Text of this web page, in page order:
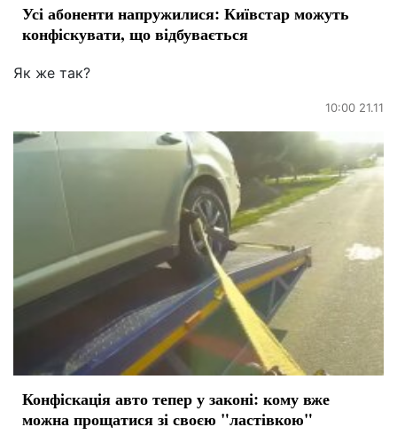
Усі абоненти напружилися: Київстар можуть
конфіскувати, що відбувається
Як же так?
10:00 21.11
Конфіскація авто тепер у законі: кому вже
можна прощатися зі своєю "ластівкою"